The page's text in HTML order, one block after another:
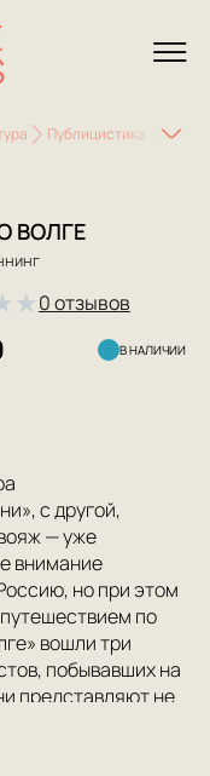
Публицистика Вниз
ВОЛГЕ
★0 отзывов
В НАЛИЧИИ
с другой,
— уже
внимание
но при этом
по
вошли три
побывавших на
представляют не
«витрины
в моменте